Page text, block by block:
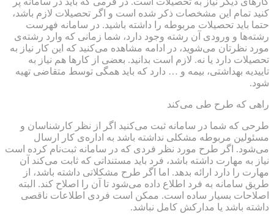
کنید تمام این مشخصات ذکر شده است و اگر تحصیلات لازم باشد،
حتما باید تحصیلات مربوطه را داشته باشید. در سامانه فهرست
رشته‌ها و ورودی آن رشته وجود دارد، شما زمانی که وارد رشته‌ی
مورد نظرتان می‌شوید، در ادامه مشاهده می‌کنید که این کار نیاز به
تحصیلات دارد یا نه. لازم است بدانید. بعضی از کارها هم نیاز به
تاییدیه بهداشتی، بیمه و … دارد که باید همگی توسط متقاضی تهیه
شود.
راهی که طرح طی می‌کند
طرحی که شما در سامانه ثبت می‌کنید اگر از نظر کارشناسان و
مسئولین مربوطه مشکلی نداشته باشد به اداره‌ی کار ارسال
می‌شود. اگر طرح مورد نظر فردی که در سامانه ثبت‌نام کرده است
نیاز به مهارت داشته باشد، فرد باید مستنداتی که ثابت می‌کند آن
مهارت را دارد ارائه بدهد. اما اگر طرح مشکلاتی داشته باشد، از
طریق سامانه به فرد اطلاع داده می‌شود تا آن را اصلاح کند. البته
اصلاحات بسیار ساده است. ممکن است فردی اطلاعات ناقصی
داشته باشد یا مدارکش کامل نباشد.